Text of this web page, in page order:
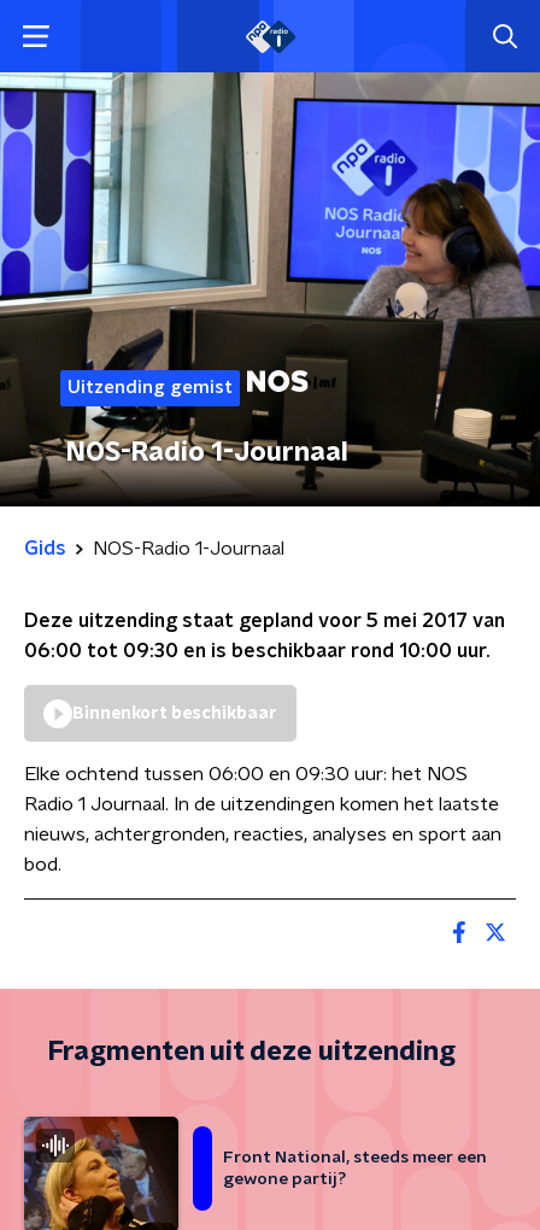
Uitzending gemist
NOS-Radio 1-Journaal
Gids NOS-Radio 1-Journaal
Deze uitzending staat gepland voor 5 mei 2017 van
06:00 tot 09:30 en is beschikbaar rond 10:00 uur.
Binnenkort beschikbaar
Elke ochtend tussen 06:00 en 09:30 uur: het NOS
Radio 1 Journaal. In de uitzendingen komen het laatste
nieuws, achtergronden, reacties, analyses en sport aan
bod.
Fragmenten uit deze uitzending
Front National, steeds meer een
gewone partij?